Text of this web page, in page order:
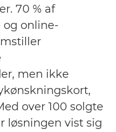
70 % af
og online-
men ikke
over 100 solgte
løsningen vist sig